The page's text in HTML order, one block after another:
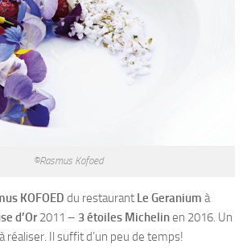
©Rasmus Kofoed
KOFOED du restaurant Le Geranium à
d’Or2011 – 3 étoiles Michelinen 2016. Un
réaliser. Il suffit d’un peu de temps!